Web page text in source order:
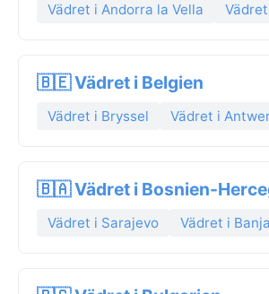
Vädret i Andorra la Vella
🇧🇪 Vädret i Belgien
Vädret i Bryssel Vädret i
🇧🇦 Vädret i Bosnien-
Vädret i Sarajevo Vädret i